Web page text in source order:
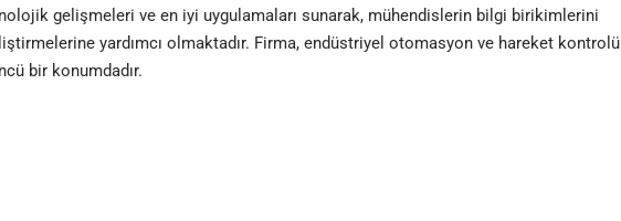
gelişmeleri ve en iyi uygulamaları sunarak, mühendislerin bilgi birikimlerini
yardımcı olmaktadır. Firma, endüstriyel otomasyon ve hareket kontrolü
bir konumdadır.